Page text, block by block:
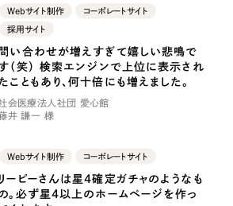
624件）
ト・企業サイト
イト・サービスサイト （85件）
サイト
オンラインショップ）
ィングページ）
ン・プロモーションサイト （12件）
Webサイト制作 コーポレートサイト
採用サイト
問い合わせが増えすぎて嬉しい悲鳴で
（笑） 検索エンジンで上位に表示され
こともあり、何十倍にも増えました。
会医療法人社団 愛心館
井 謙一 様
Webサイト制作 コーポレートサイト
リーピーさんは星4確定ガチャのようなも
。必ず星4以上のホームページを作っ